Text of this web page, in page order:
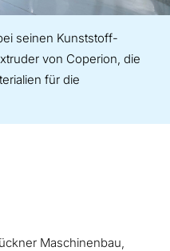
seinen Kunststoff-
von Coperion, die
für die
Maschinenbau,